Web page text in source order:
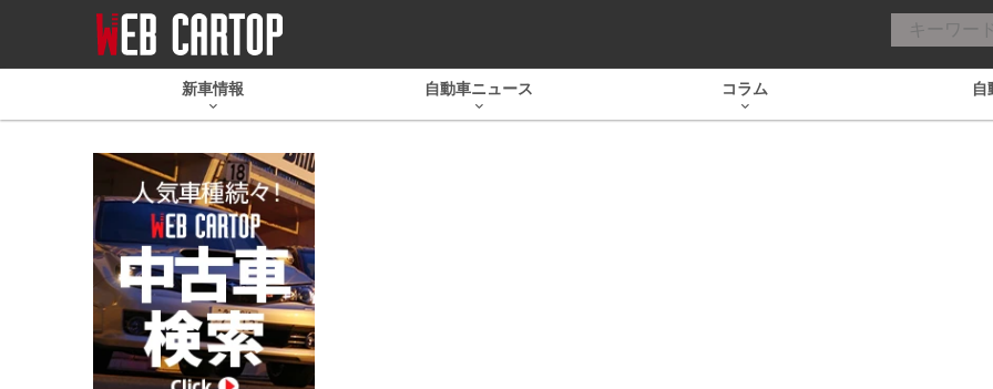
新車情報 自動車ニュース コラム 自